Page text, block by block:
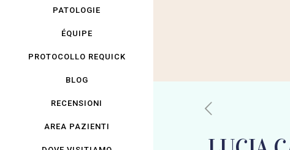
PATOLOGIE
ÉQUIPE
PROTOCOLLO REQUICK
BLOG
RECENSIONI
AREA PAZIENTI